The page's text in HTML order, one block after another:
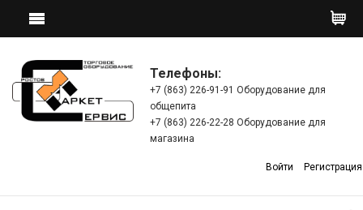
Телефоны:
+7 (863) 226-91-91 Оборудование для
общепита
+7 (863) 226-22-28 Оборудование для
магазина
Войти Регистрация